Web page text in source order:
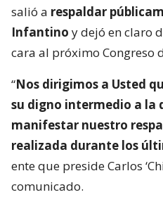
salió a respaldar
Infantino y dejó en claro
cara al próximo Congreso
“Nos dirigimos a Usted
su digno intermedio a la
manifestar nuestro
realizada durante los
ente que preside Carlos
comunicado.